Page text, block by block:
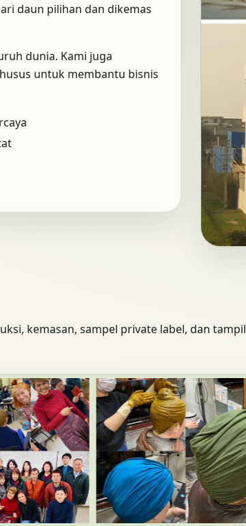
daun pilihan dan dikemas
dunia. Kami juga
untuk membantu bisnis
kemasan, sampel private label, dan